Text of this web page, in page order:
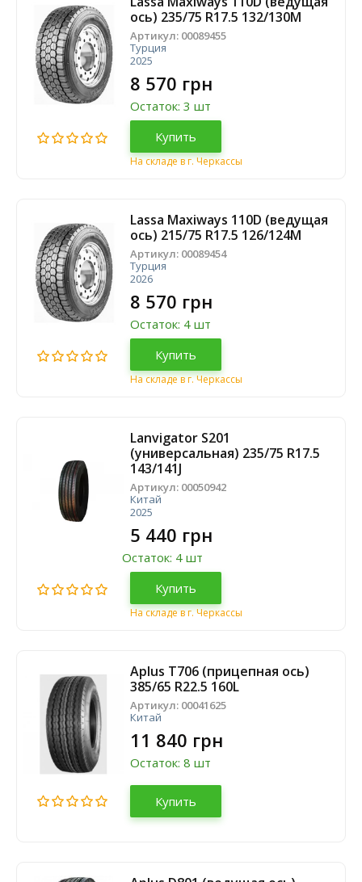
ось) 235/75 R17.5 132/130M
Артикул: 00089455
Турция
2025
8 570 грн
Остаток: 3 шт
Купить
На складе в г. Черкассы
Lassa Maxiways 110D (ведущая
ось) 215/75 R17.5 126/124M
Артикул: 00089454
Турция
2026
8 570 грн
Остаток: 4 шт
Купить
На складе в г. Черкассы
Lanvigator S201
(универсальная) 235/75 R17.5
143/141J
Артикул: 00050942
Китай
2025
5 440 грн
Остаток: 4 шт
Купить
На складе в г. Черкассы
Aplus T706 (прицепная ось)
385/65 R22.5 160L
Артикул: 00041625
Китай
11 840 грн
Остаток: 8 шт
Купить